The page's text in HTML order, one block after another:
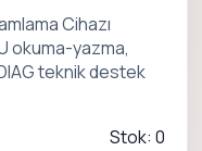
Cihazı
okuma-yazma,
teknik destek
Stok: 0